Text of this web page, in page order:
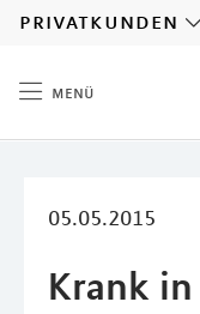
privatkunden
menü
05.05.2015
Krank